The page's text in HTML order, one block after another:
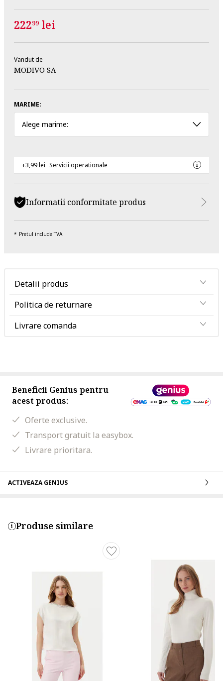
22299 lei
Vandut de
MODIVO SA
MARIME:
Alege marime:
+3,99 lei Servicii operationale
Informatii conformitate produs
Pretul include TVA.
Detalii produs
Politica de returnare
Livrare comanda
Beneficii Genius pentru
acest produs:
Oferte exclusive.
Transport gratuit la easybox.
Livrare prioritara.
ACTIVEAZA GENIUS
Produse similare